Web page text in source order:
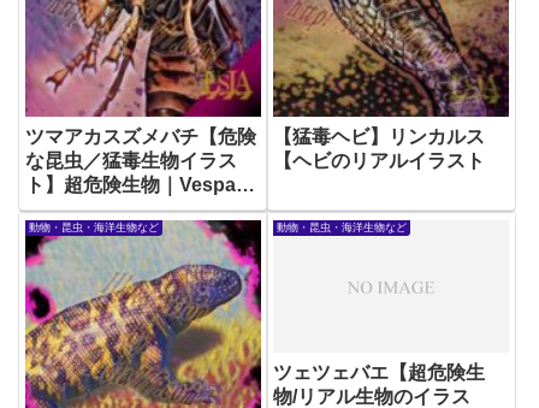
ツマアカスズメバチ【危険
な昆虫／猛毒生物イラス
ト】超危険生物｜Vespa-
velutina
【猛毒ヘビ】リンカルス
【ヘビのリアルイラスト
動物・昆虫・海洋生物など 動物・昆虫・海洋生物など
ツェツェバエ【超危険生
物/リアル生物のイラス